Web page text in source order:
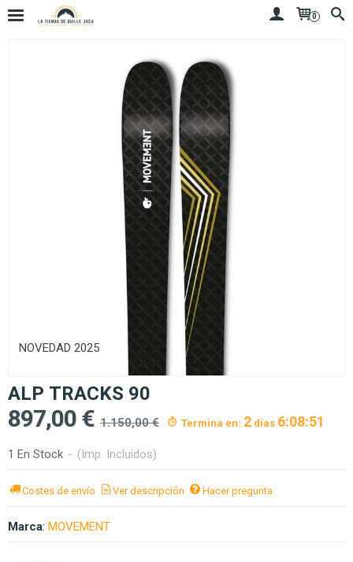
0
NOVEDAD 2025
ALP TRACKS 90
897,00 € 1.150,00 € Termina en: 2 días 6:08:50
1 En Stock - (Imp. Incluidos)
Costes de envío Ver descripción Hacer pregunta
Marca: MOVEMENT